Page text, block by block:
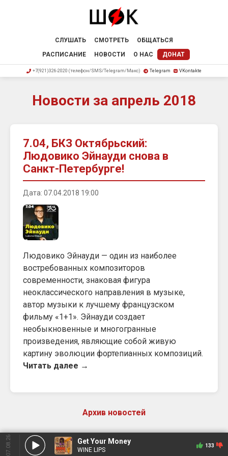
СЛУШАТЬ СМОТРЕТЬ
ОБЩАТЬСЯ
РАСПИСАНИЕ
НОВОСТИ О НАС ДОНАТ
+7(921)326-2020 (телефон/SMS/Telegram/Макс) Telegram VKontakte
Новости за апрель 2018
7.04, БКЗ Октябрьский:
Людовико Эйнауди снова в
Санкт-Петербурге!
Дата: 07.04.2018 19:00
Людовико Эйнауди — один из наиболее
востребованных композиторов
современности, знаковая фигура
неоклассического направления в музыке,
автор музыки к лучшему французском
фильму «1+1». Эйнауди создает
необыкновенные и многогранные
произведения, являющие собой живую
картину эволюции фортепианных композиций.
Читать далее →
Архив новостей
07.08.26 Get Your Money
WINE LIPS
133